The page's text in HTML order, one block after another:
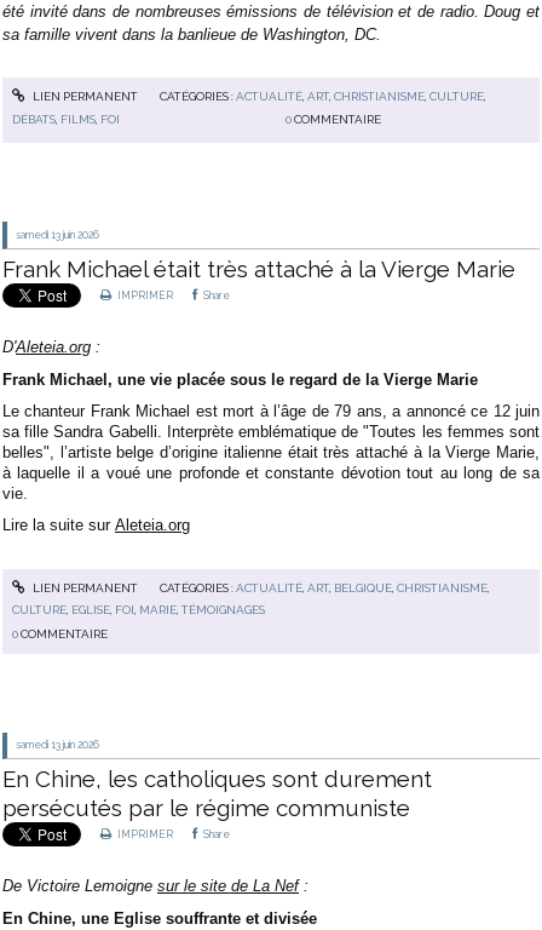
été invité dans de nombreuses émissions de télévision et de radio. Doug et
sa famille vivent dans la banlieue de Washington, DC.
LIEN PERMANENT CATÉGORIES :ACTUALITÉ, ART, CHRISTIANISME, CULTURE,
DÉBATS FILMS FOI 0 COMMENTAIRE
samedi 13 juin 2026
Frank Michael était très attaché à la Vierge Marie
IMPRIMER Share
D'Aleteia.org :
Frank Michael, une vie placée sous le regard de la Vierge Marie
Le chanteur Frank Michael est mort à l’âge de 79 ans, a annoncé ce 12 juin
sa fille Sandra Gabelli. Interprète emblématique de "Toutes les femmes sont
belles", l’artiste belge d’origine italienne était très attaché à la Vierge Marie,
à laquelle il a voué une profonde et constante dévotion tout au long de sa
vie.
Lire la suite sur Aleteia.org
LIEN PERMANENT CATÉGORIES :ACTUALITÉ, ART, BELGIQUE, CHRISTIANISME,
CULTURE, EGLISE, FOI, MARIE,TÉMOIGNAGES
0COMMENTAIRE
samedi 13 juin 2026
En Chine, les catholiques sont durement
persécutés par le régime communiste
IMPRIMER Share
De Victoire Lemoigne sur le site de La Nef:
En Chine, une Eglise souffrante et divisée